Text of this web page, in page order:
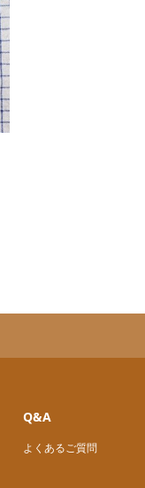
Q&A
よくあるご質問